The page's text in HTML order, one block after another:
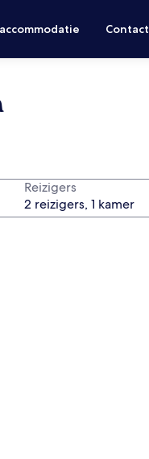
Contact
Reizigers